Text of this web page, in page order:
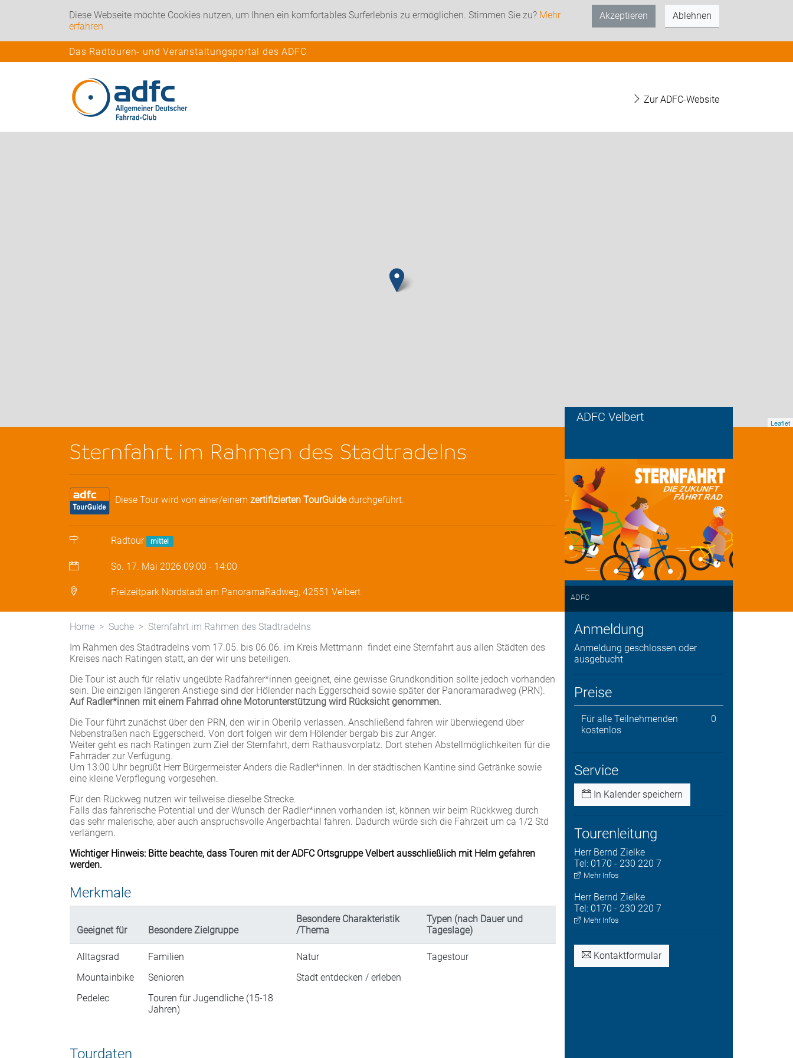
Diese Webseite möchte Cookies nutzen, um Ihnen ein komfortables Surferlebnis zu ermöglichen. Stimmen Sie zu? Mehr
erfahren
Akzeptieren Ablehnen
Das Radtouren- und Veranstaltungsportal des ADFC
Zur ADFC-Website
Leaflet
ADFC Velbert
Sternfahrt im Rahmen des Stadtradelns
Diese Tour wird von einer/einem zertifizierten TourGuidedurchgeführt.
Radtour mittel
So. 17. Mai 2026 09:00 - 14:00
Freizeitpark Nordstadt am PanoramaRadweg, 42551 Velbert ADFC
Anmeldung
Anmeldung geschlossen oder
ausgebucht
Preise
Für alle Teilnehmenden
kostenlos
0
Service
In Kalender speichern
Tourenleitung
Herr Bernd Zielke
Tel: 0170 - 230 220 7
Mehr Infos
Herr Bernd Zielke
Tel: 0170 - 230 220 7
Mehr Infos
Kontaktformular
Home Suche
Sternfahrt im Rahmen des Stadtradelns
Im Rahmen des Stadtradelns vom 17.05. bis 06.06. im Kreis Mettmann findet eine Sternfahrt aus allen Städten des
Kreises nach Ratingen statt, an der wir uns beteiligen.
Die Tour ist auch für relativ ungeübte Radfahrer*innen geeignet, eine gewisse Grundkondition sollte jedoch vorhanden
sein. Die einzigen längeren Anstiege sind der Hölender nach Eggerscheid sowie später der Panoramaradweg (PRN).
Auf Radler*innen mit einem Fahrrad ohne Motorunterstützung wird Rücksicht genommen.
Die Tour führt zunächst über den PRN, den wir in Oberilp verlassen. Anschließend fahren wir überwiegend über
Nebenstraßen nach Eggerscheid. Von dort folgen wir dem Hölender bergab bis zur Anger.
Weiter geht es nach Ratingen zum Ziel der Sternfahrt, dem Rathausvorplatz. Dort stehen Abstellmöglichkeiten für die
Fahrräder zur Verfügung.
Um 13:00 Uhr begrüßt Herr Bürgermeister Anders die Radler*innen. In der städtischen Kantine sind Getränke sowie
eine kleine Verpflegung vorgesehen.
Für den Rückweg nutzen wir teilweise dieselbe Strecke.
Falls das fahrerische Potential und der Wunsch der Radler*innen vorhanden ist, können wir beim Rückkweg durch
das sehr malerische, aber auch anspruchsvolle Angerbachtal fahren. Dadurch würde sich die Fahrzeit um ca 1/2 Std
verlängern.
Wichtiger Hinweis: Bitte beachte, dass Touren mit der ADFC Ortsgruppe Velbert ausschließlich mit Helm gefahren
werden.
Merkmale
Geeignet für Besondere Zielgruppe
Besondere Charakteristik
/Thema
Typen (nach Dauer und
Tageslage)
Alltagsrad
Mountainbike
Pedelec
Familien
Senioren
Touren für Jugendliche (15-18
Jahren)
Natur
Stadt entdecken / erleben
Tagestour
Tourdaten